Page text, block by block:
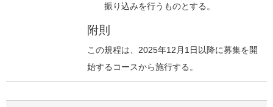
振り込みを行うものとする。
附則
この規程は、2025年12月1日以降に募集を開
始するコースから施行する。